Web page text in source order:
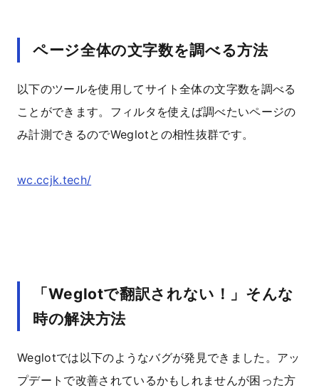
ページ全体の文字数を調べる方法
以下のツールを使用してサイト全体の文字数を調べる
ことができます。フィルタを使えば調べたいページの
み計測できるのでWeglotとの相性抜群です。
wc.ccjk.tech/
「Weglotで翻訳されない！」そんな
時の解決方法
Weglotでは以下のようなバグが発見できました。アッ
プデートで改善されているかもしれませんが困った方